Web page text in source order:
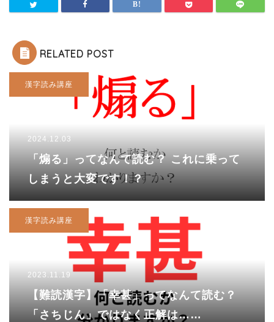
RELATED POST
漢字読み講座
2024.12.03
「煽る」ってなんて読む？ これに乗って
しまうと大変です！？
漢字読み講座
2023.11.19
【難読漢字】「幸甚」ってなんて読む？
「さちじん」ではなく正解は……